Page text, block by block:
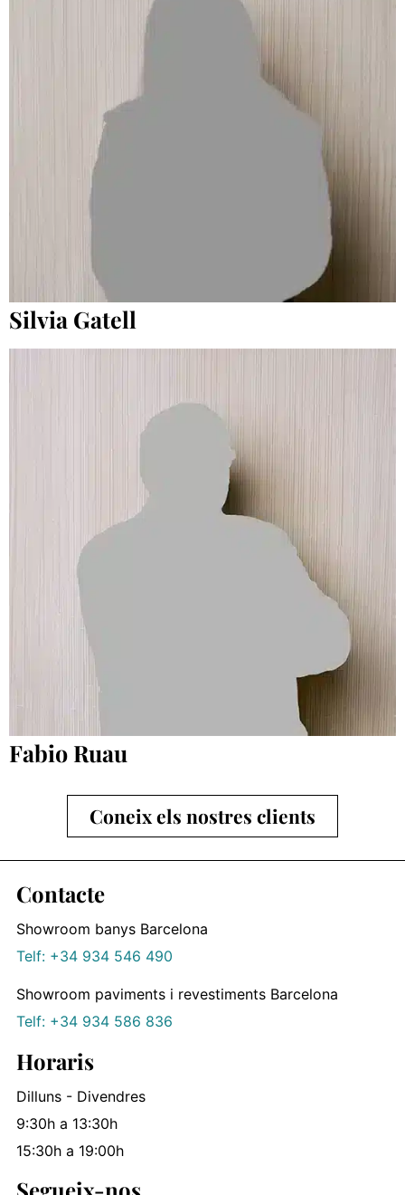
Silvia Gatell
Fabio Ruau
Coneix els nostres clients
Contacte
Showroom banys Barcelona
Telf: +34 934 546 490
Showroom paviments i revestiments Barcelona
Telf: +34 934 586 836
Horaris
Dilluns - Divendres
9:30h a 13:30h
15:30h a 19:00h